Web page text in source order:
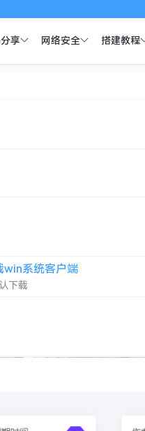
享 网络安全 搭建教程
win系统客户端
下载